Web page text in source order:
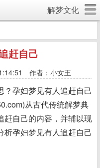
解梦文化
赶自己
作者：小女王
孕妇梦见有人追赶自己
从古代传统解梦典
赶自己的内容，并辅以现
孕妇梦见有人追赶自己